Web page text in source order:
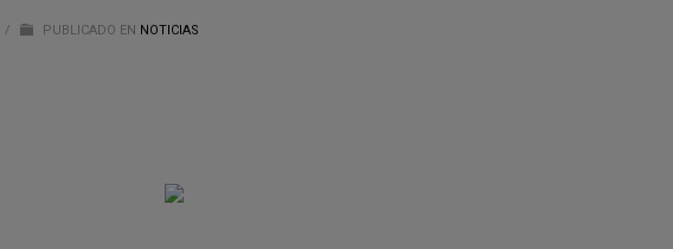
/ PUBLICADO EN NOTICIAS